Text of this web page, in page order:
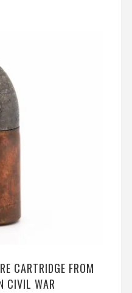
CARTRIDGE FROM
CIVIL WAR